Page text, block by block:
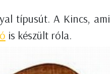
típusút. A Kincs, ami
is készült róla.